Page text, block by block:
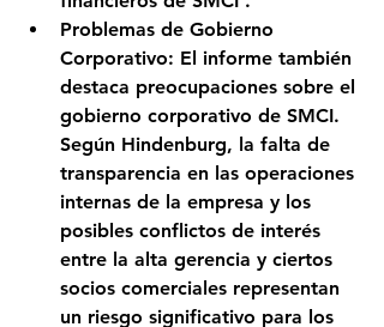
Problemas de Gobierno
Corporativo: El informe también
destaca preocupaciones sobre el
gobierno corporativo de SMCI.
Según Hindenburg, la falta de
transparencia en las operaciones
internas de la empresa y los
posibles conflictos de interés
entre la alta gerencia y ciertos
socios comerciales representan
un riesgo significativo para los